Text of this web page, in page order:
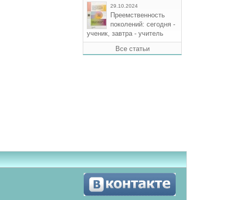
29.10.2024
Преемственность
поколений: сегодня -
ученик, завтра - учитель
Все статьи